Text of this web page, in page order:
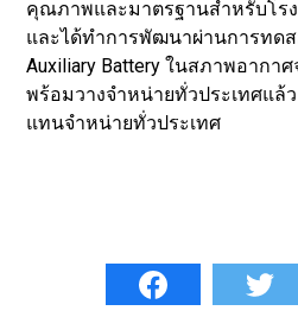
คุณภาพและมาตรฐานสําหรับโร
และได้ทําการพัฒนาผ่านการทด
Auxiliary Battery ในสภาพอากา
พร้อมวางจําหน่ายทั่วประเทศแล้
แทนจําหน่ายทั่วประเทศ